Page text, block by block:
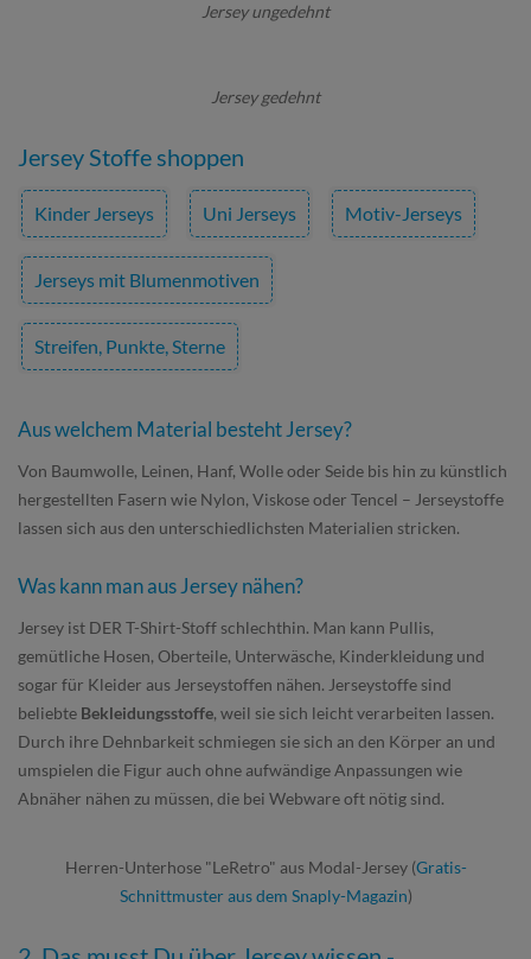
Jersey ungedehnt
Jersey gedehnt
Jersey Stoffe shoppen
Kinder Jerseys Uni Jerseys Motiv-Jerseys
Jerseys mit Blumenmotiven
Streifen, Punkte, Sterne
Aus welchem Material besteht Jersey?
Von Baumwolle, Leinen, Hanf, Wolle oder Seide bis hin zu künstlich
hergestellten Fasern wie Nylon, Viskose oder Tencel – Jerseystoffe
lassen sich aus den unterschiedlichsten Materialien stricken.
Was kann man aus Jersey nähen?
Jersey ist DER T-Shirt-Stoff schlechthin. Man kann Pullis,
gemütliche Hosen, Oberteile, Unterwäsche, Kinderkleidung und
sogar für Kleider aus Jerseystoffen nähen. Jerseystoffe sind
beliebte Bekleidungsstoffe, weil sie sich leicht verarbeiten lassen.
Durch ihre Dehnbarkeit schmiegen sie sich an den Körper an und
umspielen die Figur auch ohne aufwändige Anpassungen wie
Abnäher nähen zu müssen, die bei Webware oft nötig sind.
Herren-Unterhose "LeRetro" aus Modal-Jersey (Gratis-
Schnittmuster aus dem Snaply-Magazin)